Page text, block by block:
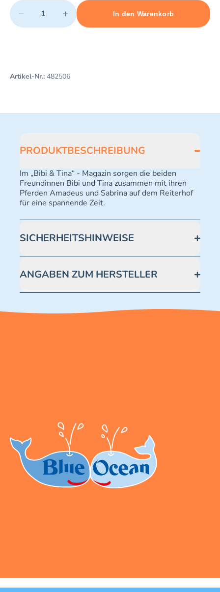
Quantity
− +
Minimum quantity: 1 Maximum quantity: 5
In den Warenkorb
Add 1 item to cart
Artikel-Nr.: 482506
PRODUKTBESCHREIBUNG
Im „Bibi & Tina“ - Magazin sorgen die beiden
Freundinnen Bibi und Tina zusammen mit ihren
Pferden Amadeus und Sabrina auf dem Reiterhof
für eine spannende Zeit.
SICHERHEITSHINWEISE
Enthält verschluckbare Kleinteile -
Erstickungsgefahr.
ANGABEN ZUM HERSTELLER
ocean.de/kundenservice Telefonnummer: 0711
2202990 Seidenstraße 19 70174 Stuttgart